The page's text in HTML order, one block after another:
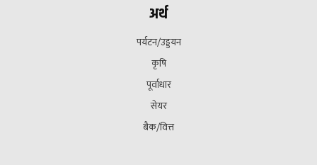
अर्थ
पर्यटन/उड्डयन
कृषि
पूर्वाधार
सेयर
बैक/वित्त